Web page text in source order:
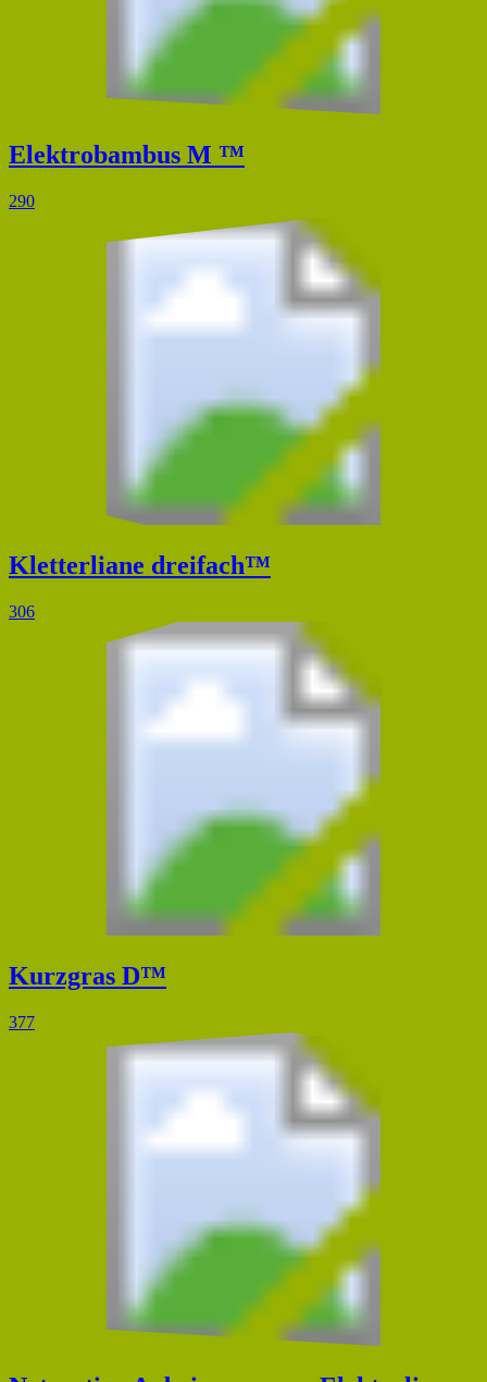
Elektrobambus M ™
290
Kletterliane dreifach™
306
Kurzgras D™
377